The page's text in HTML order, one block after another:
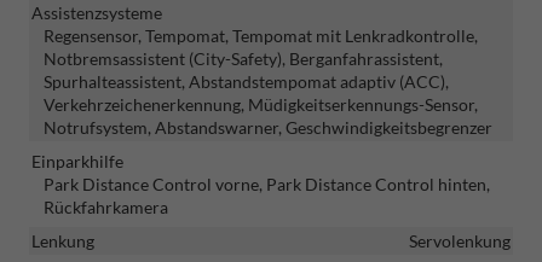
Assistenzsysteme
Regensensor, Tempomat, Tempomat mit Lenkradkontrolle,
Notbremsassistent (City-Safety), Berganfahrassistent,
Spurhalteassistent, Abstandstempomat adaptiv (ACC),
Verkehrzeichenerkennung, Müdigkeitserkennungs-Sensor,
Notrufsystem, Abstandswarner, Geschwindigkeitsbegrenzer
Einparkhilfe
Park Distance Control vorne, Park Distance Control hinten,
Rückfahrkamera
Lenkung
Servolenkung